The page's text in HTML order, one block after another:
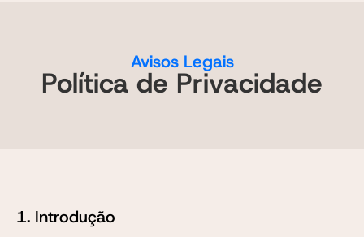
Avisos Legais
Política de Privacidade
1. Introdução